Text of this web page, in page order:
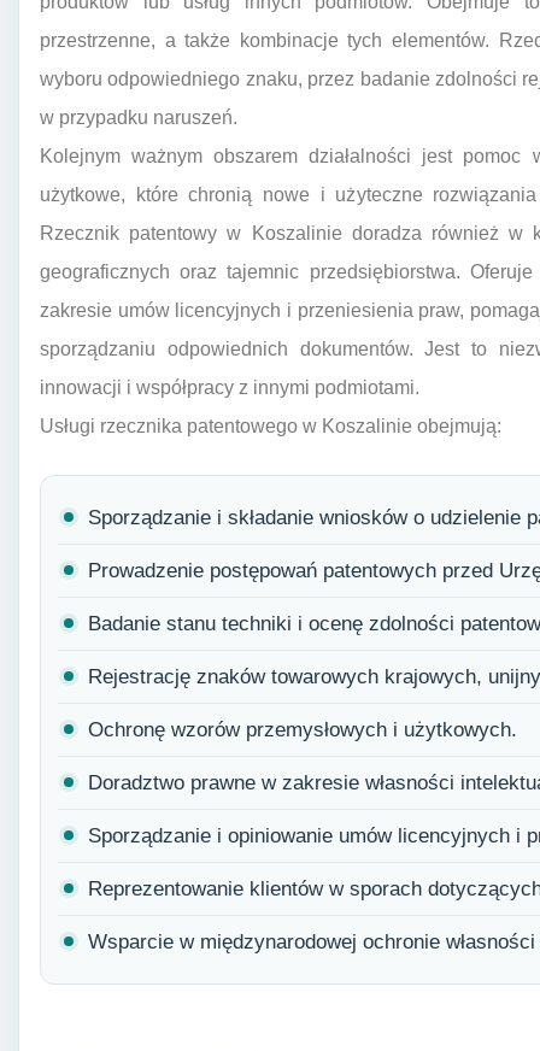
przestrzenne, a także kombinacje tych elementów.
wyboru odpowiedniego znaku, przez badanie zdolności
w przypadku naruszeń.
Kolejnym ważnym obszarem działalności jest
użytkowe, które chronią nowe i użyteczne
Rzecznik patentowy w Koszalinie doradza również w
geograficznych oraz tajemnic przedsiębiorstwa.
zakresie umów licencyjnych i przeniesienia praw,
sporządzaniu odpowiednich dokumentów. Jest to
innowacji i współpracy z innymi podmiotami.
Usługi rzecznika patentowego w Koszalinie obejmują:
Sporządzanie i składanie wniosków o udzielenie
Prowadzenie postępowań patentowych przed
Badanie stanu techniki i ocenę zdolności
Rejestrację znaków towarowych krajowych,
Ochronę wzorów przemysłowych i użytkowych.
Doradztwo prawne w zakresie własności
Sporządzanie i opiniowanie umów licencyjnych i
Reprezentowanie klientów w sporach
Wsparcie w międzynarodowej ochronie własności